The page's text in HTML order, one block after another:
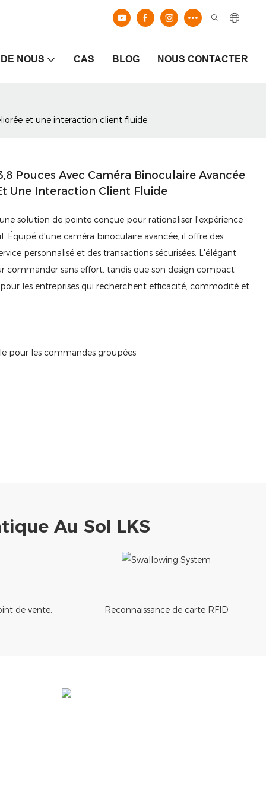
NOUS CAS BLOG NOUS CONTACTER
et une interaction client fluide
Pouces Avec Caméra Binoculaire Avancée
Une Interaction Client Fluide
solution de pointe conçue pour rationaliser l'expérience
Équipé d'une caméra binoculaire avancée, il offre des
personnalisé et des transactions sécurisées. L'élégant
commander sans effort, tandis que son design compact
les entreprises qui recherchent efficacité, commodité et
pour les commandes groupées
Au Sol LKS
de vente. Reconnaissance de carte RFID